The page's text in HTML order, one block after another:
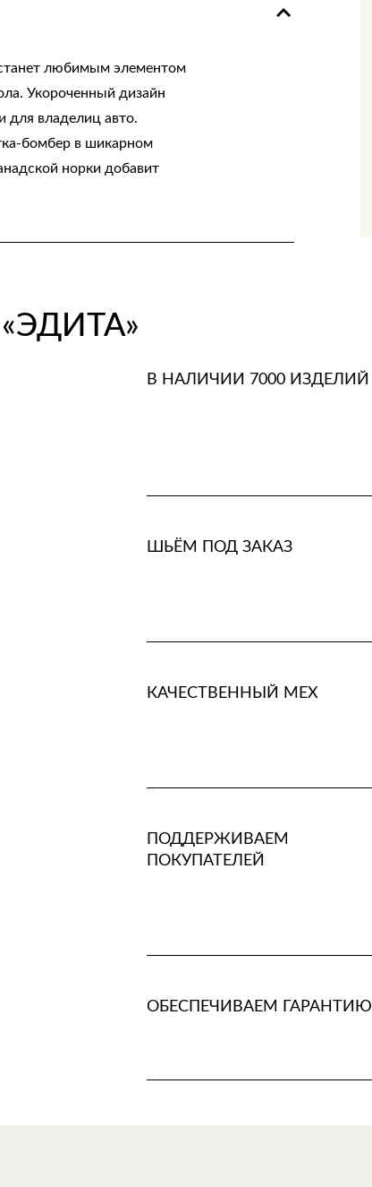
любимым элементом
Укороченный дизайн
для владелиц авто.
бомбер в шикарном
норки добавит
В НАЛИЧИИ 7000 ИЗДЕЛИЙ
ШЬЁМ ПОД ЗАКАЗ
КАЧЕСТВЕННЫЙ МЕХ
ПОДДЕРЖИВАЕМ
ПОКУПАТЕЛЕЙ
ОБЕСПЕЧИВАЕМ ГАРАНТИЮ